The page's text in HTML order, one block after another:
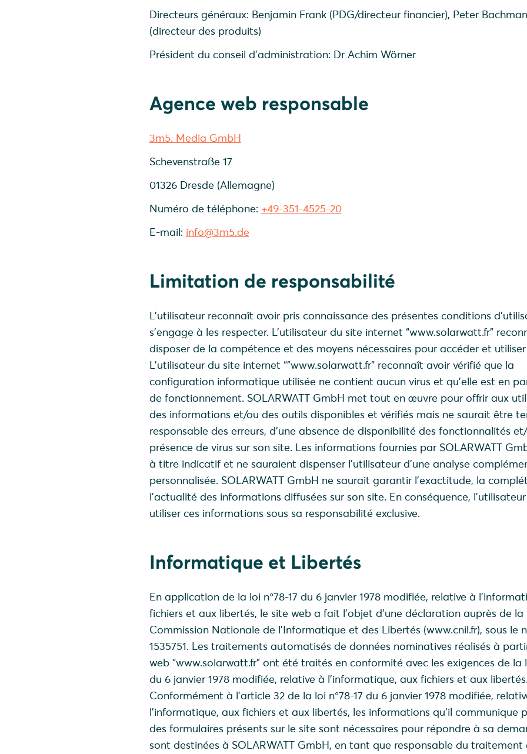
Directeurs généraux: Benjamin Frank (PDG/directeur financier), Peter
(directeur des produits)
Président du conseil d'administration: Dr Achim Wörner
Agence web responsable
3m5. Media GmbH
Schevenstraße 17
01326 Dresde (Allemagne)
Numéro de téléphone: +49-351-4525-20
E-mail: info@3m5.de
Limitation de responsabilité
L’utilisateur reconnaît avoir pris connaissance des présentes conditions
s’engage à les respecter. L’utilisateur du site internet “www.solarwatt.fr”
disposer de la compétence et des moyens nécessaires pour accéder et
L’utilisateur du site internet “”www.solarwatt.fr” reconnaît avoir vérifié que la
configuration informatique utilisée ne contient aucun virus et qu’elle est en
de fonctionnement. SOLARWATT GmbH met tout en œuvre pour offrir aux
des informations et/ou des outils disponibles et vérifiés mais ne saurait être
responsable des erreurs, d’une absence de disponibilité des fonctionnalités
présence de virus sur son site. Les informations fournies par SOLARWATT
à titre indicatif et ne sauraient dispenser l’utilisateur d’une analyse
personnalisée. SOLARWATT GmbH ne saurait garantir l’exactitude, la
l’actualité des informations diffusées sur son site. En conséquence,
utiliser ces informations sous sa responsabilité exclusive.
Informatique et Libertés
En application de la loi n°78-17 du 6 janvier 1978 modifiée, relative à
fichiers et aux libertés, le site web a fait l’objet d’une déclaration auprès de la
Commission Nationale de l’Informatique et des Libertés (www.cnil.fr), sous le
1535751. Les traitements automatisés de données nominatives réalisés à
web “www.solarwatt.fr” ont été traités en conformité avec les exigences de la
du 6 janvier 1978 modifiée, relative à l’informatique, aux fichiers et aux
Conformément à l’article 32 de la loi n°78-17 du 6 janvier 1978 modifiée,
l’informatique, aux fichiers et aux libertés, les informations qu’il communique
des formulaires présents sur le site sont nécessaires pour répondre à sa
sont destinées à SOLARWATT GmbH, en tant que responsable du traitement